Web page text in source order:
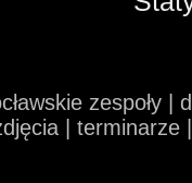
zespoły
|